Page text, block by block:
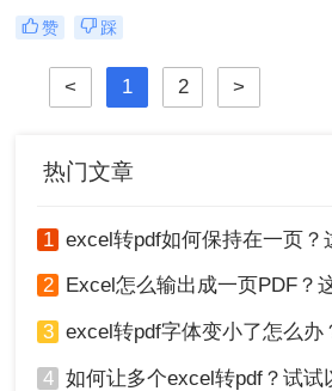
和计算数值。但Excel文件也存在一些
缺点，如：不便于传输和观看，以及
不小心修改数据会造成重大损失。为
避免这些问题，需要将其转换为PDF
格式。那么excel怎么转pdf格式呢？接
起来看看吧。
赞 踩
< 1 2 >
热门文章
1 excel转pdf如何保持在一页？这四种方法，从
2 Excel怎么输出成一页PDF？这三
3 excel转pdf字体变小了怎么办？还不
4 如何让多个excel转pdf？试试